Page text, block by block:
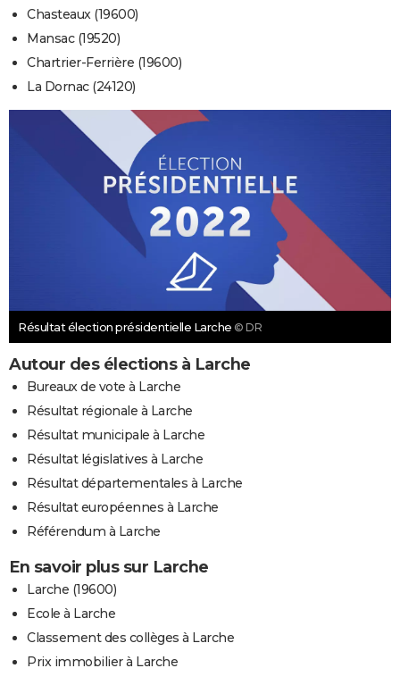
Chasteaux (19600)
Mansac (19520)
Chartrier-Ferrière (19600)
La Dornac (24120)
Résultat élection présidentielle Larche © DR
Autour des élections à Larche
Bureaux de vote à Larche
Résultat régionale à Larche
Résultat municipale à Larche
Résultat législatives à Larche
Résultat départementales à Larche
Résultat européennes à Larche
Référendum à Larche
En savoir plus sur Larche
Larche (19600)
Ecole à Larche
Classement des collèges à Larche
Prix immobilier à Larche